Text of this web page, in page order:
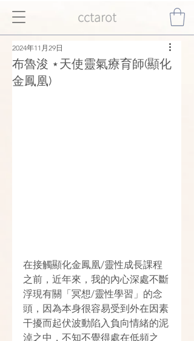
cctarot
布魯浚 ⋆天使靈氣療育師(顯化
金鳳凰)
2024年11月29日
在接觸顯化金鳳凰/靈性成長課程
之前，近年來，我的內心深處不斷
浮現有關「冥想/靈性學習」的念
頭，因為本身很容易受到外在因素
干擾而起伏波動陷入負向情緒的泥
淖之中，不知不覺得處在低頻之